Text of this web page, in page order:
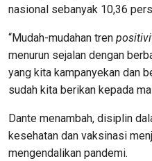
nasional sebanyak 10,36
“Mudah-mudahan tren
menurun sejalan dengan
yang kita kampanyekan dan
sudah kita berikan kepada
Dante menambah, disiplin
kesehatan dan vaksinasi
mengendalikan pandemi.